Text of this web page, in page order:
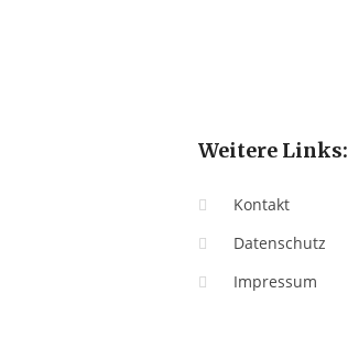
Weitere Links:
Kontakt
Datenschutz
Impressum